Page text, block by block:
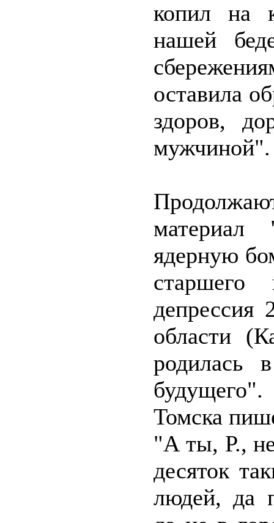
копил на
нашей
оставила
здоров,
мужчиной".
ядерную
депрессия
области
родилась
Томска
"А ты, Р.,
десяток
людей, да